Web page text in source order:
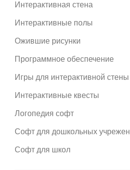
Интерактивная стена
Интерактивные полы
Ожившие рисунки
Программное обеспечение
Игры для интерактивной стены
Интерактивные квесты
Логопедия софт
Софт для дошкольных
Софт для школ